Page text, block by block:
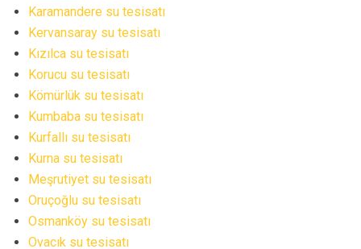
Karamandere su tesisatı
Kervansaray su tesisatı
Kızılca su tesisatı
Korucu su tesisatı
Kömürlük su tesisatı
Kumbaba su tesisatı
Kurfallı su tesisatı
Kurna su tesisatı
Meşrutiyet su tesisatı
Oruçoğlu su tesisatı
Osmanköy su tesisatı
Ovacık su tesisatı